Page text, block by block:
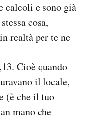
calcoli e sono già
cosa,
realtà per te ne
Cioè quando
il locale,
(è che il tuo
mano che